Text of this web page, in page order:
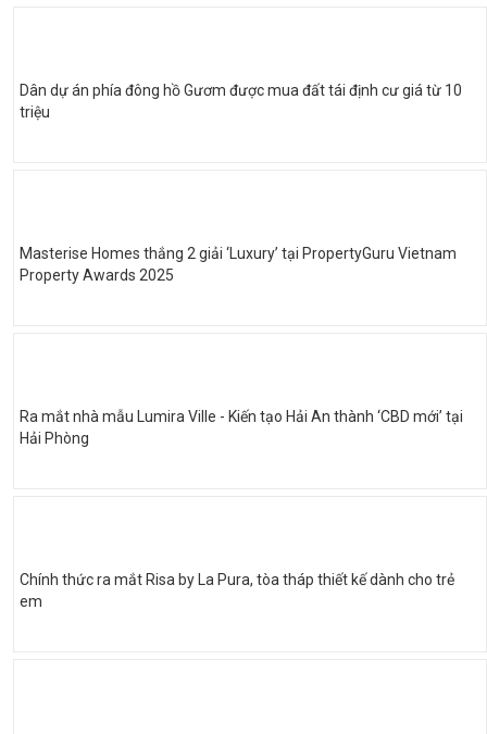
Dân dự án phía đông hồ Gươm được mua đất tái định cư giá từ 10
triệu
Masterise Homes thắng 2 giải ‘Luxury’ tại PropertyGuru Vietnam
Property Awards 2025
Ra mắt nhà mẫu Lumira Ville - Kiến tạo Hải An thành ‘CBD mới’ tại
Hải Phòng
Chính thức ra mắt Risa by La Pura, tòa tháp thiết kế dành cho trẻ
em